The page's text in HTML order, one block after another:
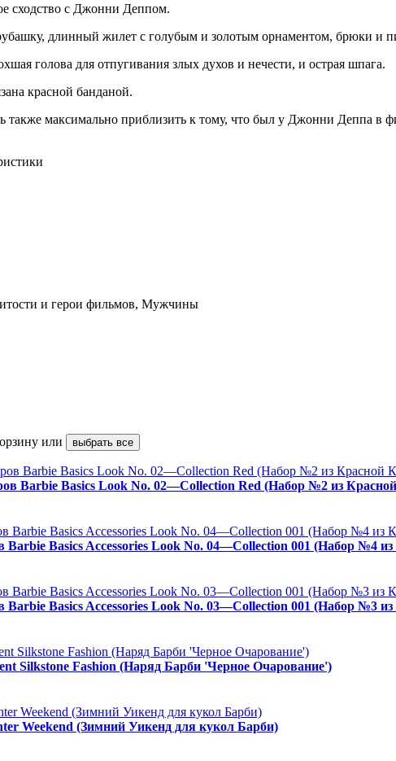
сходство с Джонни Деппом.
длинный жилет с голубым и золотым орнаментом, брюки и
голова для отпугивания злых духов и нечести, и острая шпага.
красной банданой.
также максимально приблизить к тому, что был у Джонни Деппа в
и герои фильмов, Мужчины
или выбрать все
Barbie Basics Look No. 02—Collection Red (Набор №2 из
Barbie Basics Accessories Look No. 04—Collection 001 (Набор №4
Barbie Basics Accessories Look No. 03—Collection 001 (Набор №3
Silkstone Fashion (Наряд Барби 'Черное Очарование')
Weekend (Зимний Уикенд для кукол Барби)